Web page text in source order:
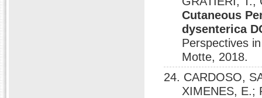
Cutaneous
dysenterica
Perspectives
Motte, 2018.
24. CARDOSO,
XIMENES, E.;